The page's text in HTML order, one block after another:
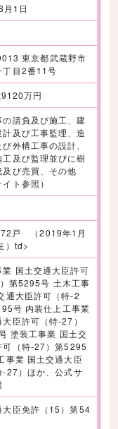
1日
東京都武蔵野市
丁目2番11号
万円
の請負及び施工、建
計及び工事監理、造
外構工事の設計、
工及び監理並びに樹
及び売買、その他
イト参照）
戸 （2019年1月
）td>
業 国土交通大臣許可
）第5295号 土木工事
通大臣許可（特-2
号 内装仕上工事業
臣許可（特-27）
塗装工事業 国土交
可（特-27）第5295
事業 国土交通大臣
-27）ほか、公式サ
大臣免許（15）第54